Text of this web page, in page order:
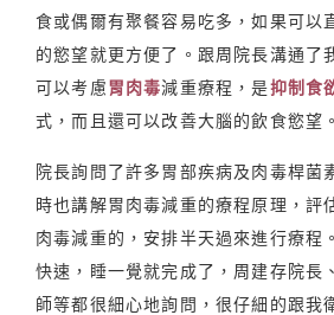
食或偶爾有聚餐容易吃多，如果可以
的慾望就更方便了。跟周院長溝通了
可以考慮胃肉毒減重療程，是抑制食
式，而且還可以改善大腦的飲食慾望。
院長詢問了許多胃部疾病及肉毒桿菌
時也講解胃肉毒減重的療程原理，評
肉毒減重的，安排半天過來進行療程
快速，睡一覺就完成了，周建存院長
師等都很細心地詢問，很仔細的跟我